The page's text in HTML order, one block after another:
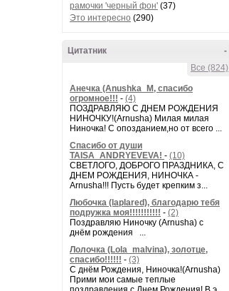
рамочки 'черный фон' (37)
Это интересно (290)
-
Цитатник
Все (824)
Анечка (Anushka_M, спасибо
огромное!!! - (4)
ПОЗДРАВЛЯЮ С ДНЕМ РОЖДЕНИЯ
НИНОЧКУ!(Arnusha) Милая милая
Ниночка! С опозданием,но от всего ...
Спасибо от души
TAISA_ANDRYEVEVA! - (10)
СВЕТЛОГО, ДОБРОГО ПРАЗДНИКА, С
ДНЕМ РОЖДЕНИЯ, НИНОЧКА -
Arnusha!!! Пусть будет крепким з...
Любочка (laplared), благодарю тебя
подружка моя!!!!!!!!!!! - (2)
Поздравляю Ниночку (Arnusha) с
днём рождения ...
Лолочка (Lola_malvina), золотце,
спасибо!!!!!! - (3)
С днём Рождения, Ниночка!(Аrnusha)
Прими мои самые теплые